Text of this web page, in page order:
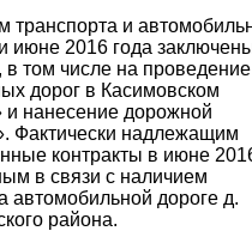
транспорта и
июне 2016 года
в том числе на проведение
дорог в Касимовском
нанесение дорожной
Фактически надлежащим
контракты в июне
в связи с наличием
дороге д.
района.